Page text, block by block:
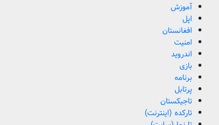
آموزش
اپل
افغانستان
امنیت
اندروید
بازی
برنامه
پرتابل
تاجیکستان
تارکده (اینترنت)